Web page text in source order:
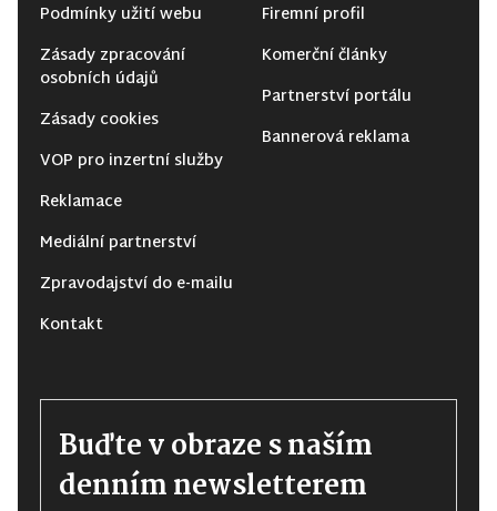
Podmínky užití webu
Zásady zpracování
osobních údajů
Zásady cookies
VOP pro inzertní služby
Reklamace
Mediální partnerství
Zpravodajství do e-mailu
Kontakt
Firemní profil
Komerční články
Partnerství portálu
Bannerová reklama
Buďte v obraze s naším
denním newsletterem